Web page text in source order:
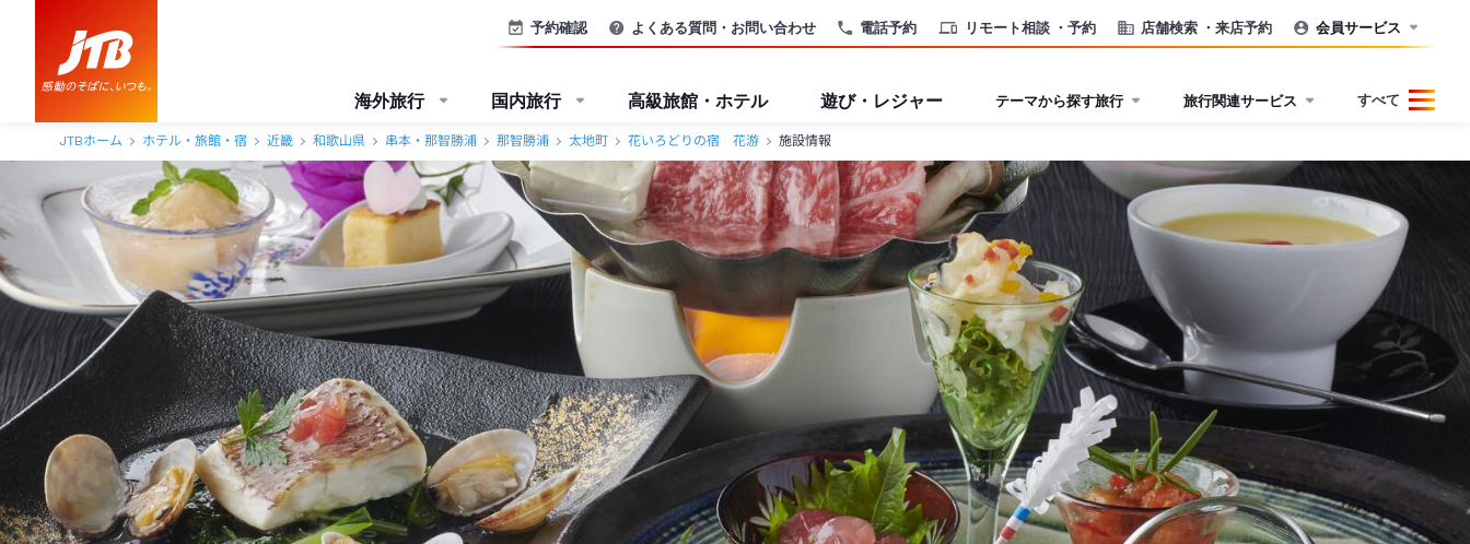
電話予約 リモート相談 ・予約 店舗検索 ・来店予約
予約確認 よくある質問・お問い合わせ 会員サービス
海外旅行 国内旅行 高級旅館・ホテル 遊び・レジャー テーマから探す旅行 旅行関連サービス すべて
JTBホーム ホテル・旅館・宿 近畿 和歌山県 串本・那智勝浦 那智勝浦 太地町 花いろどりの宿 花游 施設情報